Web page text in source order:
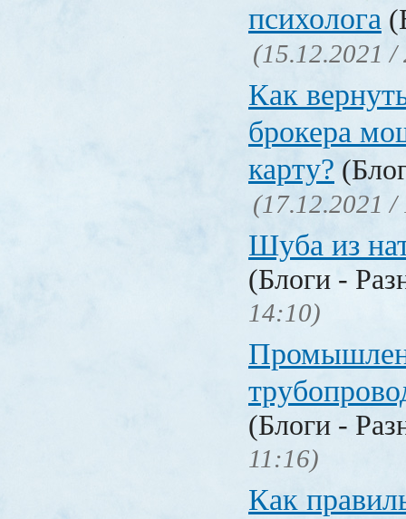
психолога
(15.12.2021 /
Как
брокера
карту?
(17.12.2021 /
Шуба из
(Блоги -
14:10)
(Блоги -
11:16)
Как